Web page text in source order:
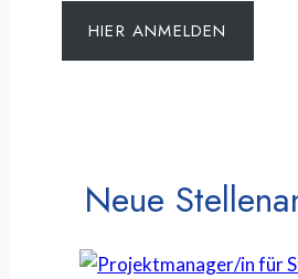
HIER ANMELDEN
Neue